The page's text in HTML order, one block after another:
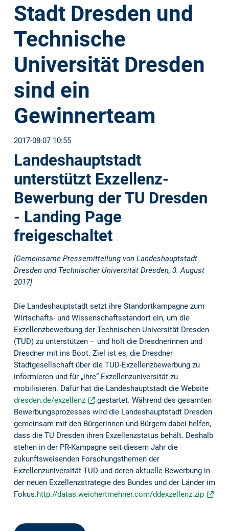
Stadt Dresden und
Technische
Universität Dresden
sind ein
Gewinnerteam
2017-08-07 10:55
Landeshauptstadt
unterstützt Exzellenz-
Bewerbung der TU Dresden
- Landing Page
freigeschaltet
[Gemeinsame Pressemitteilung von Landeshauptstadt
Dresden und Technischer Universität Dresden, 3. August
2017]
Die Landeshauptstadt setzt ihre Standortkampagne zum
Wirtschafts- und Wissenschaftsstandort ein, um die
Exzellenzbewerbung der Technischen Universität Dresden
(TUD) zu unterstützen – und holt die Dresdnerinnen und
Dresdner mit ins Boot. Ziel ist es, die Dresdner
Stadtgesellschaft über die TUD-Exzellenzbewerbung zu
informieren und für „ihre“ Exzellenzuniversität zu
mobilisieren. Dafür hat die Landeshauptstadt die Website
dresden.de/exzellenz
gestartet. Während des gesamten
Bewerbungsprozesses wird die Landeshauptstadt Dresden
gemeinsam mit den Bürgerinnen und Bürgern dabei helfen,
dass die TU Dresden ihren Exzellenzstatus behält. Deshalb
stehen in der PR-Kampagne seit diesem Jahr die
zukunftsweisenden Forschungsthemen der
Exzellenzuniversität TUD und deren aktuelle Bewerbung in
der neuen Exzellenzstrategie des Bundes und der Länder im
Fokus.http://datas.weichertmehner.com/ddexzellenz.zip